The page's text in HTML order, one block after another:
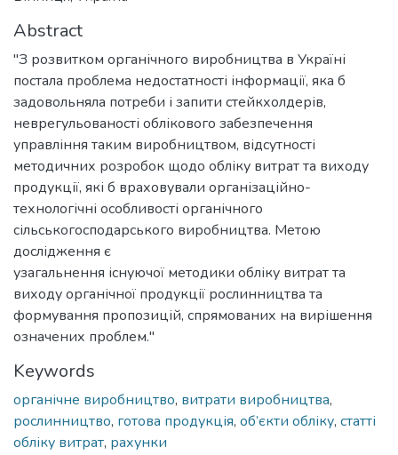
Abstract
"З розвитком органічного виробництва в Україні
постала проблема недостатності інформації, яка б
задовольняла потреби і запити стейкхолдерів,
неврегульованості облікового забезпечення
управління таким виробництвом, відсутності
методичних розробок щодо обліку витрат та виходу
продукції, які б враховували організаційно-
технологічні особливості органічного
сільськогосподарського виробництва. Метою
дослідження є
узагальнення існуючої методики обліку витрат та
виходу органічної продукції рослинництва та
формування пропозицій, спрямованих на вирішення
означених проблем."
Keywords
органічне виробництво, витрати виробництва,
рослинництво, готова продукція, об’єкти обліку, статті
обліку витрат, рахунки